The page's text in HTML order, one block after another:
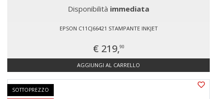
Disponibilità immediata
EPSON C11CJ66421 STAMPANTE INKJET
€ 219,90
AGGIUNGI AL CARRELLO
SOTTOPREZZO